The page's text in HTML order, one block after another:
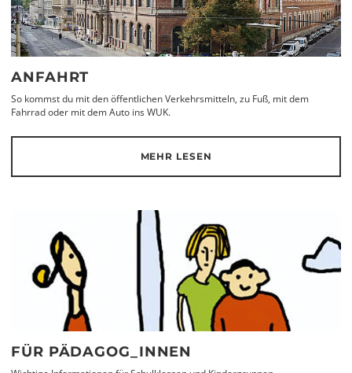
ANFAHRT
So kommst du mit den öffentlichen Verkehrsmitteln, zu Fuß, mit dem
Fahrrad oder mit dem Auto ins WUK.
MEHR LESEN
FÜR PÄDAGOG_INNEN